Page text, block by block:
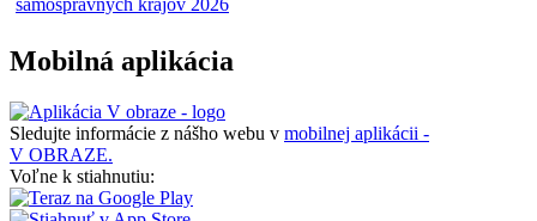
Mobilná aplikácia
Sledujte informácie z nášho webu v mobilnej aplikácii -
V OBRAZE.
Voľne k stiahnutiu: